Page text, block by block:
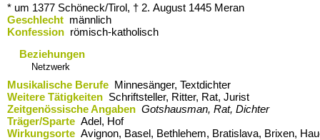
* um 1377 Schöneck/Tirol, † 2. August 1445 Meran
Geschlecht männlich
Konfession römisch-katholisch
Beziehungen
Netzwerk
Musikalische Berufe Minnesänger, Textdichter
Weitere Tätigkeiten Schriftsteller, Ritter, Rat, Jurist
Zeitgenössische Angaben Gotshausman, Rat, Dichter
Träger/Sparte Adel, Hof
Wirkungsorte Avignon,​ Basel,​ Bethlehem,​ Bratislava,​ Brixen,​